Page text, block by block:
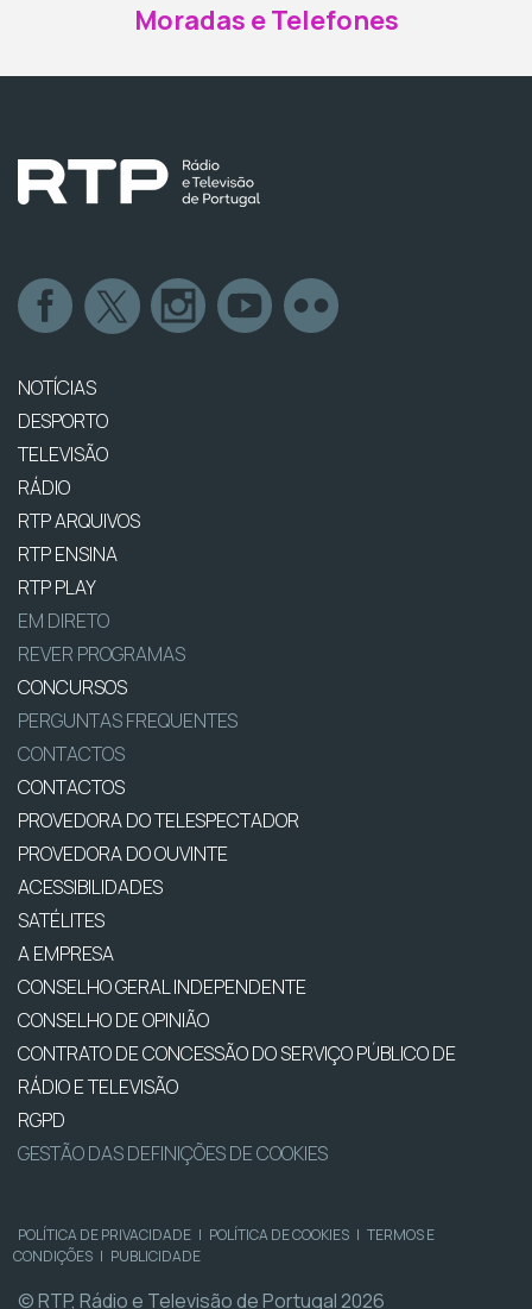
Moradas e Telefones
NOTÍCIAS
DESPORTO
TELEVISÃO
RÁDIO
RTP ARQUIVOS
RTP ENSINA
RTP PLAY
EM DIRETO
REVER PROGRAMAS
CONCURSOS
PERGUNTAS FREQUENTES
CONTACTOS
CONTACTOS
PROVEDORA DO TELESPECTADOR
PROVEDORA DO OUVINTE
ACESSIBILIDADES
SATÉLITES
A EMPRESA
CONSELHO GERAL INDEPENDENTE
CONSELHO DE OPINIÃO
CONTRATO DE CONCESSÃO DO SERVIÇO PÚBLICO DE
RÁDIO E TELEVISÃO
RGPD
GESTÃO DAS DEFINIÇÕES DE COOKIES
POLÍTICA DE PRIVACIDADE | POLÍTICA DE COOKIES | TERMOS E
CONDIÇÕES | PUBLICIDADE
© RTP, Rádio e Televisão de Portugal 2026